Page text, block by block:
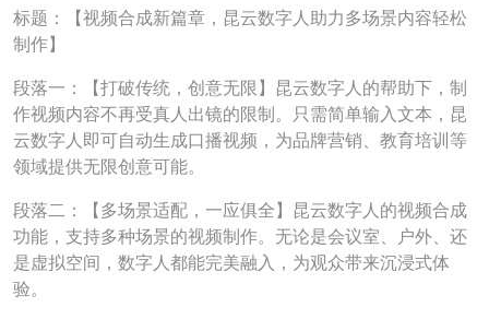
标题：【视频合成新篇章，昆云数字人助力多场景内容轻松
制作】
段落一：【打破传统，创意无限】昆云数字人的帮助下，制
作视频内容不再受真人出镜的限制。只需简单输入文本，昆
云数字人即可自动生成口播视频，为品牌营销、教育培训等
领域提供无限创意可能。
段落二：【多场景适配，一应俱全】昆云数字人的视频合成
功能，支持多种场景的视频制作。无论是会议室、户外、还
是虚拟空间，数字人都能完美融入，为观众带来沉浸式体
验。